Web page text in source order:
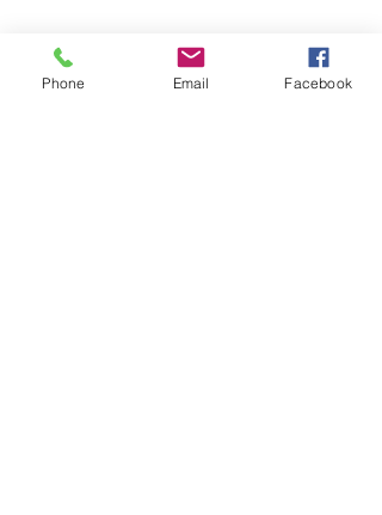
Phone Email Facebook